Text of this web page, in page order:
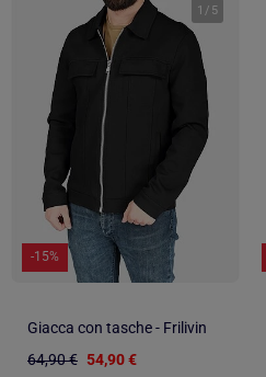
1 / 5
-15%
Giacca con tasche - Frilivin
64,90 € 54,90 €